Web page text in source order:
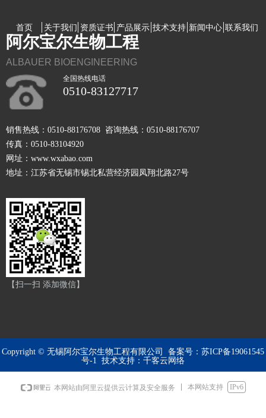
首页 关于我们 资质证书 产品展示 技术支持 新闻中心 联系我们
销售热线：0510-88176708 咨询热线：0510-88176707
传真：0510-83104920
网址：www.wxabao.com
地址：江苏省无锡市锡北私营经济园凤翔北路27号
阿尔宝尔生物工程
ALBAUER BIOENGINEERING
全国热线电话
0510-83127717
【扫一扫 添加微信】
Copyright © 无锡阿尔宝尔生物工程有限公司 备案号： 苏ICP备19061545
号-1 技术支持： 千客云网络
本网站由阿里云提供云计算及安全服务 本网站支持 IPv6